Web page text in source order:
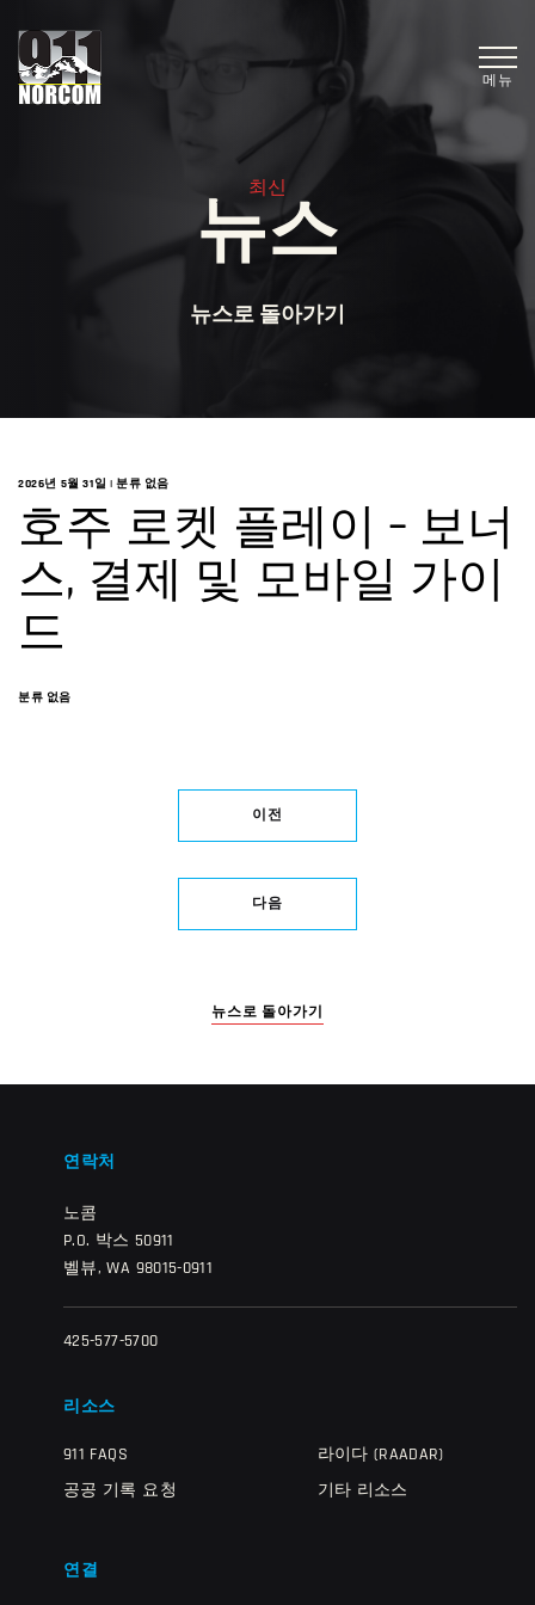
메뉴
최신
뉴스
뉴스로 돌아가기
2026년 5월 31일 | 분류 없음
호주 로켓 플레이 – 보너
스, 결제 및 모바일 가이
드
분류 없음
이전
다음
뉴스로 돌아가기
연락처
노콤
P.O. 박스 50911
벨뷰, WA 98015-0911
425-577-5700
리소스
911 FAQS
공공 기록 요청
라이다 (RAADAR)
기타 리소스
연결